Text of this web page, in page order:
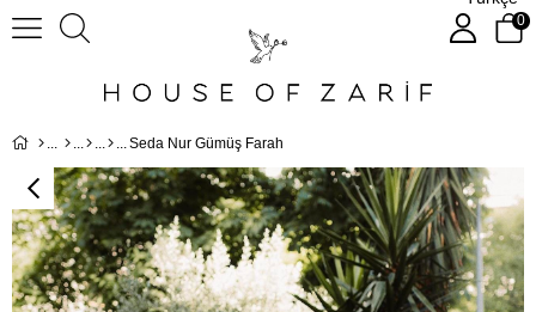
0
Seda Nur Gümüş Farah